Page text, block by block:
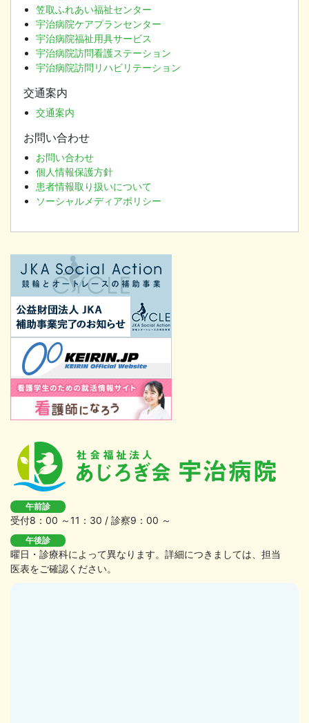
笠取ふれあい福祉センター
宇治病院ケアプランセンター
宇治病院福祉用具サービス
宇治病院訪問看護ステーション
宇治病院訪問リハビリテーション
交通案内
交通案内
お問い合わせ
お問い合わせ
個人情報保護方針
患者情報取り扱いについて
ソーシャルメディアポリシー
午前診
受付8：00 ～11：30 / 診察9：00 ～
午後診
曜日・診療科によって異なります。詳細につきましては、担当
医表をご確認ください。